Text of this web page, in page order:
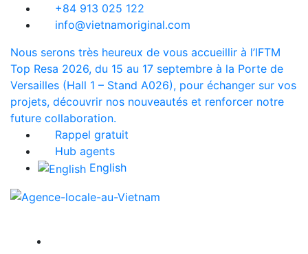
+84 913 025 122
info@vietnamoriginal.com
Nous serons très heureux de vous accueillir à l’IFTM
Top Resa 2026, du 15 au 17 septembre à la Porte de
Versailles (Hall 1 – Stand A026), pour échanger sur vos
projets, découvrir nos nouveautés et renforcer notre
future collaboration.
Rappel gratuit
Hub agents
English